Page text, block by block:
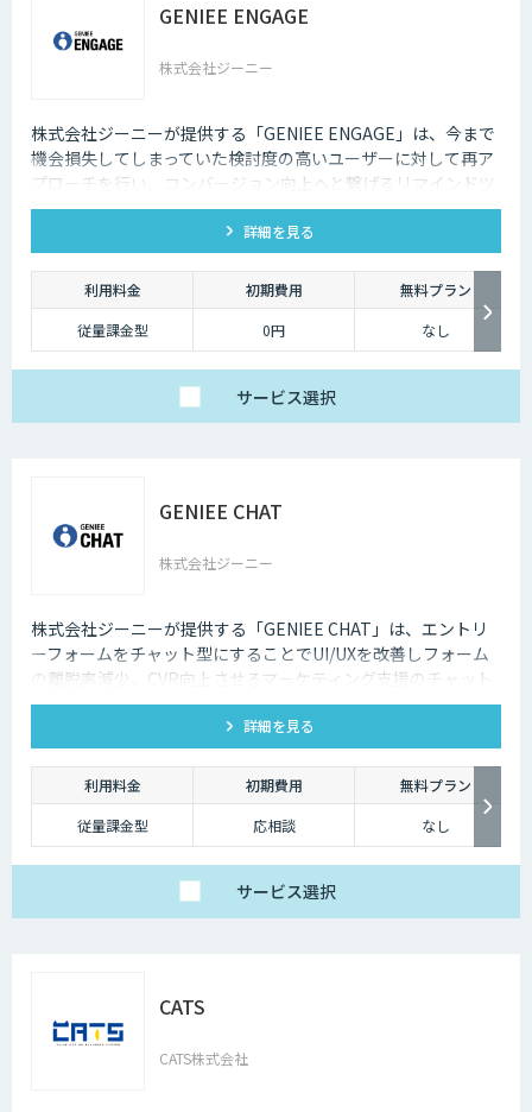
GENIEE ENGAGE
株式会社ジーニー
株式会社ジーニーが提供する「GENIEE ENGAGE」は、今まで
機会損失してしまっていた検討度の高いユーザーに対して再ア
プローチを行い、コンバージョン向上へと繋げるリマインドツ
ールです。
詳細を見る
利用料金 初期費用
無料プラン
従量課金型
0円 なし
サービス選択
GENIEE CHAT
株式会社ジーニー
株式会社ジーニーが提供する「GENIEE CHAT」は、エントリ
ーフォームをチャット型にすることでUI/UXを改善しフォーム
の離脱率減少、CVR向上させるマーケティング支援のチャット
EFOツールです。
詳細を見る
利用料金 初期費用
無料プラン
従量課金型
応相談 なし
サービス選択
CATS
CATS株式会社